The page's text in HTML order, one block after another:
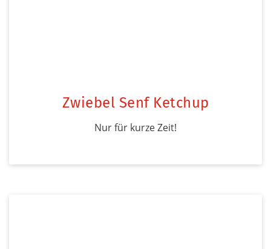
Zwiebel Senf Ketchup
Nur für kurze Zeit!